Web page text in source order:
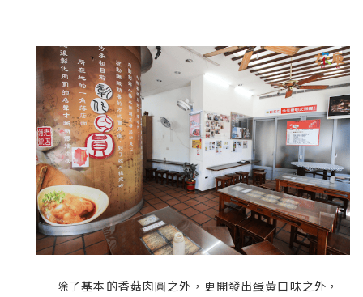
除了基本的香菇肉圓之外，更開發出蛋黃口味之外，